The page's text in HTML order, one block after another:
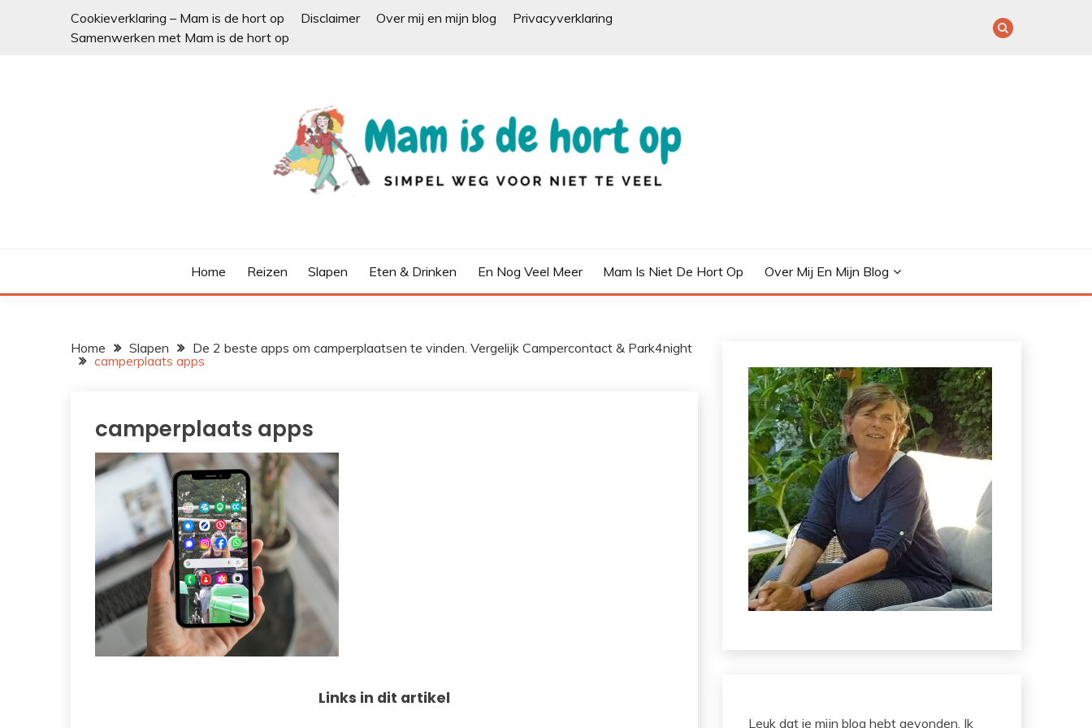
Cookieverklaring – Mam is de hort op Disclaimer Over mij en mijn blog
Privacyverklaring
Samenwerken met Mam is de hort op
Home Reizen Slapen Eten & Drinken En Nog Veel Meer Mam Is Niet De Hort Op Over Mij En Mijn Blog
Home Slapen
De 2 beste apps om camperplaatsen te vinden. Vergelijk Campercontact & Park4night
camperplaats apps
camperplaats apps
Links in dit artikel
Leuk dat je mijn blog hebt gevonden. Ik